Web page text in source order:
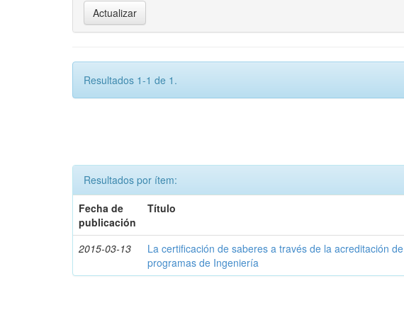
Resultados 1-1 de 1.
Resultados por ítem:
Fecha de
publicación
Título
2015-03-13
La certificación de saberes a través de la acreditación de
programas de Ingeniería